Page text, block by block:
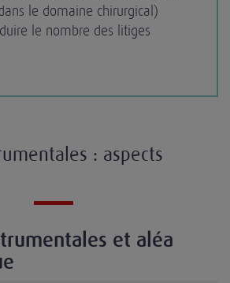
le domaine chirurgical)
le nombre des litiges
: aspects
et aléa